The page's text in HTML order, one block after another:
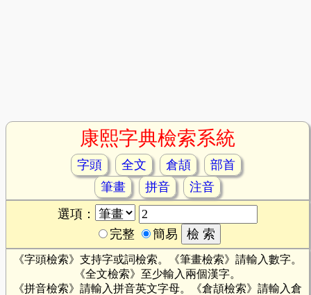
康熙字典檢索系統
字頭 全文 倉頡
部首
筆畫
拼音
注音
選項：
完整
簡易
《字頭檢索》支持字或詞檢索。《筆畫檢索》請輸入數字。
《全文檢索》至少輸入兩個漢字。
《拼音檢索》請輸入拼音英文字母。《倉頡檢索》請輸入倉